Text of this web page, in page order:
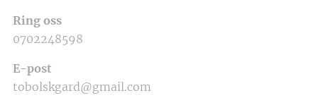
Ring oss
0702248598
E-post
tobolskgard@gmail.com